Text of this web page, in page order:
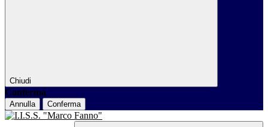
Chiudi
Conferma
Annulla Conferma